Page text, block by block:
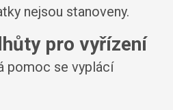
nejsou stanoveny.
pro vyřízení
pomoc se vyplácí